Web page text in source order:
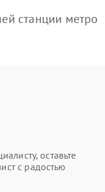
станции метро
оставьте
с радостью